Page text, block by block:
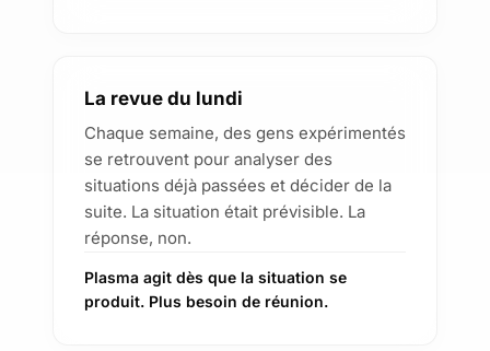
La revue du lundi
Chaque semaine, des gens expérimentés
se retrouvent pour analyser des
situations déjà passées et décider de la
suite. La situation était prévisible. La
réponse, non.
Plasma agit dès que la situation se
produit. Plus besoin de réunion.